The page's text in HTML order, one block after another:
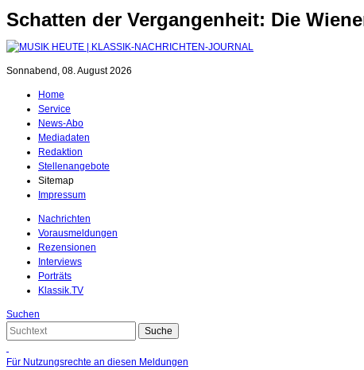
Schatten der Vergangenheit: Die
Sonnabend, 08. August 2026
Home
Service
News-Abo
Mediadaten
Redaktion
Stellenangebote
Sitemap
Impressum
Nachrichten
Vorausmeldungen
Rezensionen
Interviews
Porträts
Klassik.TV
Suchen
Für Nutzungsrechte an diesen Meldungen